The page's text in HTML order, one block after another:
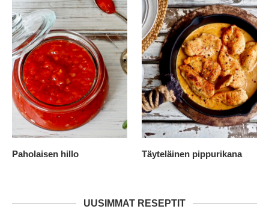
Paholaisen hillo Täyteläinen pippurikana
UUSIMMAT RESEPTIT